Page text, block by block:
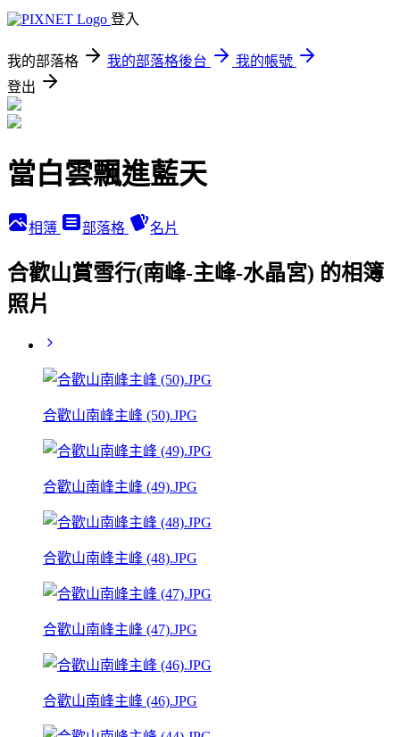
登入
我的部落格 我的部落格後台
我的帳號
登出
當白雲飄進藍天
相簿 部落格 名片
合歡山賞雪行(南峰-主峰-水晶宮) 的相簿
照片
合歡山南峰主峰 (50).JPG
合歡山南峰主峰 (49).JPG
合歡山南峰主峰 (48).JPG
合歡山南峰主峰 (47).JPG
合歡山南峰主峰 (46).JPG